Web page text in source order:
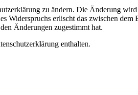
zu ändern. Die Änderung
Widerspruchs erlischt das zwischen
Änderungen zugestimmt hat.
enthalten.